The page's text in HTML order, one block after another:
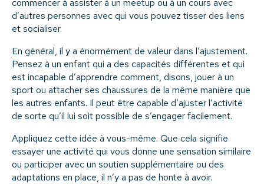
commencer à assister à un meetup ou à un cours avec
d’autres personnes avec qui vous pouvez tisser des liens
et socialiser.
En général, il y a énormément de valeur dans l’ajustement.
Pensez à un enfant qui a des capacités différentes et qui
est incapable d’apprendre comment, disons, jouer à un
sport ou attacher ses chaussures de la même manière que
les autres enfants. Il peut être capable d’ajuster l’activité
de sorte qu’il lui soit possible de s’engager facilement.
Appliquez cette idée à vous-même. Que cela signifie
essayer une activité qui vous donne une sensation similaire
ou participer avec un soutien supplémentaire ou des
adaptations en place, il n’y a pas de honte à avoir.